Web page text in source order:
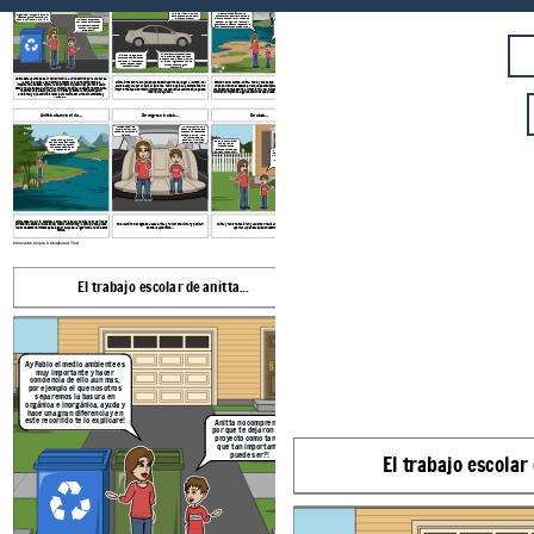
Créez votre propre à Storyboard That
Anitta observa el rio... De regreso a casa... En casa...
Anitta esta apunto de salir con su familia a un recorrido para una tarea,
la cual le explica a su hermano menor ya que no comprende la
importancia de esta, Anitta va en primero de bachiller y como trabajo
escolar para su evaluación en la materia de ética le dejaron como tarea
recorrer un paisaje y realizar un ensayo sobre la contaminación
ambiental y que acciones hacer para favorecer al medio ambiente y
aportarle...
Anitta junto con Pablo y sus papas están apunto de llegar al campo, del
cual se apoyara para realizar su tarea, Pablo empieza a comprender lo
importante que bes medio ambiente y las pequeñas acciones que puede
hacer para ayudar...
Estando en el campo, Anitta, Pablo y sus papas, empiezan a reflexionar
un poco, viendo el estado en el que se encuentra el
vez entiende mas sobre la importancia del cuidado del medio ambiente y
también comprende algunas acciones que puede realizar para aportar...
Anitta observa el rio, empieza a tomar fotos para publicarlas y así hacer
consciencia sobre el cuidado del medio ambiente y la perdida que puede
haber de estos hermosos paisajes por culpa de la ignorancia hacia estos
temas.
En el camino de regreso a casa Anitta y Pablo reflexionan y platican
sobre lo aprendido...
Anitta y Pablo reflexionan y acuerdan realizar estas acciones, para
aportar al planeta que es nuestro hogar.
Anitta no comprendo,
por que te dejaron ese
proyecto como tarea,
que tan importante
puede ser?!
orgánica e inorgánica, ayuda y
hace una gran diferencia y en
vaya a olvidar la cámara
para que tomes las fotos
para tu proyecto!
Si mama ya la guarde!
Entonces Pablo si estas
entiendo lo importante
que puede ser hacer
estas acciones?
Si, ahora comprendo un poco
mas, que el apagar las luces
cuando no se ocupan o el cerrar
la llave del agua cuando no se
ocupan hace una gran
diferencia!
basura, tirada por que no
encuentra un basurero, por eso
siempre puedes llevar una bolsa
de papel contigo, y ahí podrás ir
guardando tu basura y desecharla
cuando encuentres un basurero.
Que bonito lugar, que
bonitas fotos se pueden
sacar, es triste pensar
que estos paisajes se
pueden perder.
Me sorprendió mucho
saber los cambios que
pueden hacer pequeñas
acciones, como el ya no
utilizar bolsas de
plástico y cambiarlas
por bolsas de papel!
Verdad que si, es
increíble si tan solo
todas las personas lo
hicieran!
Entonces hermanito,
pondremos en
practica estas
acciones para poder
aportar un poquito?! Asies hermanita, platicare
de esto con mis amigos para
pequeñas aportaciones al
El trabajo escolar de anitta...
Anitta no comprendo,
por que te dejaron ese
proyecto como tarea,
que tan importante
puede ser?!
Ay Pablo el medio ambiente es
muy importante y hacer
conciencia de ello aun mas,
por ejemplo el que nosotros
separemos la basura en
orgánica e inorgánica, ayuda y
hace una gran diferencia y en
este recorrido te lo explicare!
Si, ahora
El trabajo